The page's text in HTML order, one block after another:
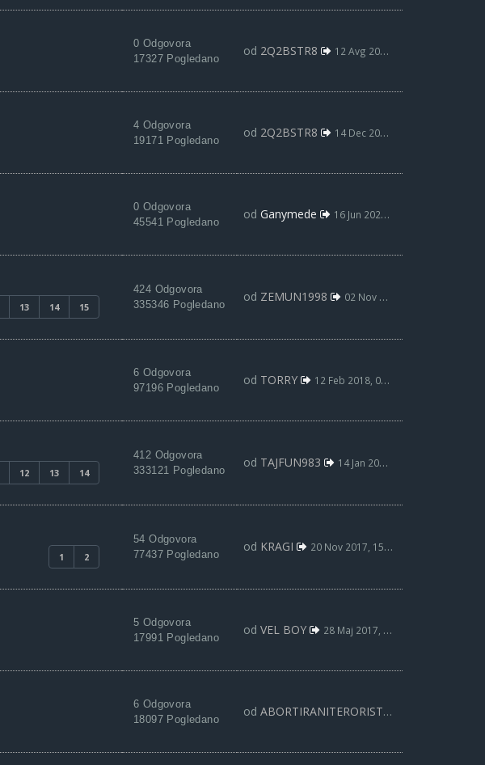
0 Odgovora
17327 Pogledano
od 2Q2BSTR8 12 Avg 2008, 00:55
4 Odgovora
19171 Pogledano
od 2Q2BSTR8 14 Dec 2007, 19:52
0 Odgovora
45541 Pogledano
od Ganymede 16 Jun 2021, 19:41
13 14 15
424 Odgovora
335346 Pogledano
od ZEMUN1998 02 Nov 2019, 16:04
6 Odgovora
97196 Pogledano
od TORRY 12 Feb 2018, 00:16
12 13 14
412 Odgovora
333121 Pogledano
od TAJFUN983 14 Jan 2018, 22:13
1 2
54 Odgovora
77437 Pogledano
od KRAGI 20 Nov 2017, 15:05
5 Odgovora
17991 Pogledano
od VEL BOY 28 Maj 2017, 19:43
6 Odgovora
18097 Pogledano
od ABORTIRANITERORISTA